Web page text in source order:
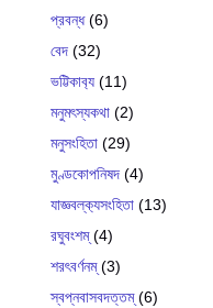
প্রবন্ধ(6)
বেদ (32)
ভট্টিকাব‍্য (11)
মনুমৎস্যকথা (2)
মনুসংহিতা (29)
মুণ্ডকোপনিষদ (4)
যাজ্ঞবল্ক‍্যসংহিতা (13)
রঘুবংশম্(4)
শরৎবর্ণনম্(3)
স্বপ্নবাসবদত্তম্(6)